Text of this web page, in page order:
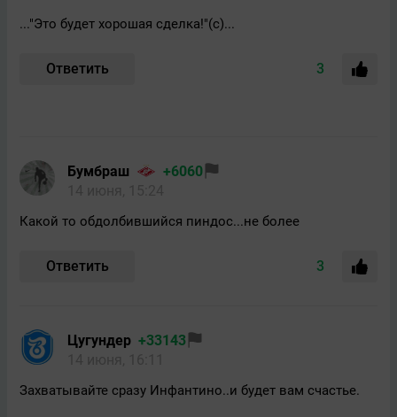
..."Это будет хорошая сделка!"(с)...
Ответить 3
Бумбраш
+6060
Какой то обдолбившийся пиндос...не более
Ответить 3
Цугундeр +33143
Захватывайте сразу Инфантино..и будет вам счастье.